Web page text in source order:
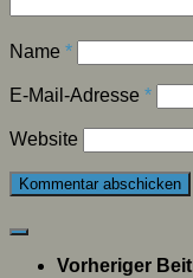
Name *
E-Mail-Adresse *
Website
Vorheriger